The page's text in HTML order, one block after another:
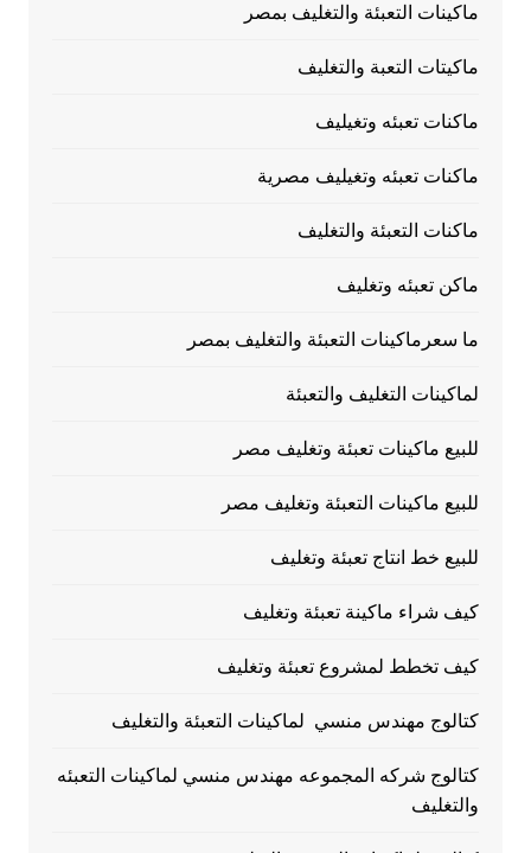
ماكينات التعبئة والتغليف بمصر
ماكيتات التعبة والتغليف
ماكنات تعبئه وتغيليف
ماكنات تعبئه وتغيليف مصرية
ماكنات التعبئة والتغليف
ماكن تعبئه وتغليف
ما سعرماكينات التعبئة والتغليف بمصر
لماكينات التغليف والتعبئة
للبيع ماكينات تعبئة وتغليف مصر
للبيع ماكينات التعبئة وتغليف مصر
للبيع خط انتاج تعبئة وتغليف
كيف شراء ماكينة تعبئة وتغليف
كيف تخطط لمشروع تعبئة وتغليف
كتالوج مهندس منسي لماكينات التعبئة والتغليف
كتالوج شركه المجموعه مهندس منسي لماكينات التعبئه
والتغليف